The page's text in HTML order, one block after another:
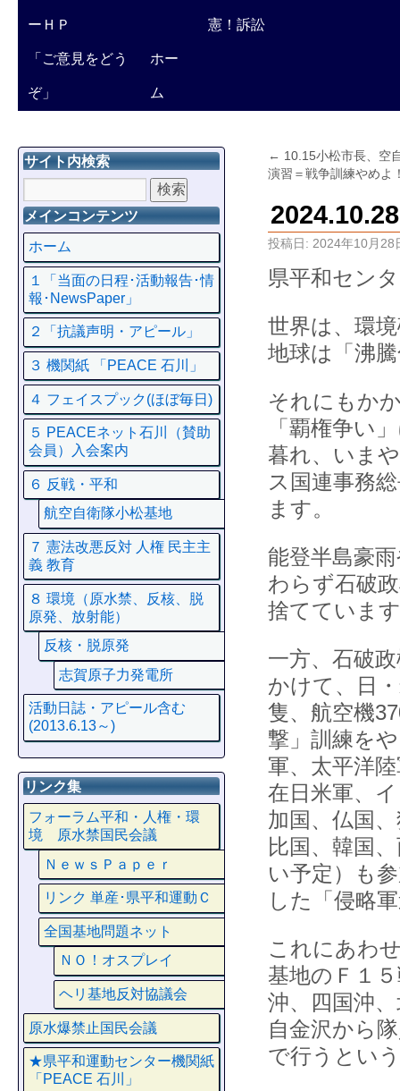
ーＨＰ 憲！訴訟
「ご意見をどう
ぞ」
ホー
ム
← 10.15小松市長、空
演習＝戦争訓練やめよ
投稿日: 2024年10月28
県平和セン
世界は、環
地球は「沸
それにもか
「覇権争い
暮れ、いま
ス国連事務
ます。
能登半島豪
わらず石破
捨てていま
一方、石破
かけて、日
隻、航空機
撃」訓練を
軍、太平洋
在日米軍、
加国、仏国
比国、韓国
い予定）も
した「侵略
これにあわ
基地のＦ１
沖、四国沖
自金沢から
で行うとい
サイト内検索
メインコンテンツ
ホーム
１「当面の日程･活動報告･情
報･NewsPaper」
２「抗議声明・アピール」
３ 機関紙 「PEACE 石川」
４ フェイスプック(ほぼ毎日)
５ PEACEネット石川（賛助
会員）入会案内
６ 反戦・平和
航空自衛隊小松基地
７ 憲法改悪反対 人権 民主主
義 教育
８ 環境（原水禁、反核、脱
原発、放射能）
反核・脱原発
志賀原子力発電所
活動日誌・アピール含む
(2013.6.13～)
リンク集
フォーラム平和・人権・環
境 原水禁国民会議
ＮｅｗｓＰａｐｅｒ
リンク 単産･県平和運動Ｃ
全国基地問題ネット
ＮＯ！オスプレイ
ヘリ基地反対協議会
原水爆禁止国民会議
★県平和運動センター機関紙
「PEACE 石川」